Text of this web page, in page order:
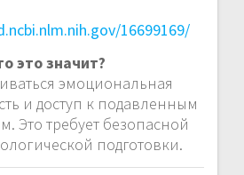
16699169/
это значит?
эмоциональная
и доступ к подавленным
Это требует безопасной
подготовки.